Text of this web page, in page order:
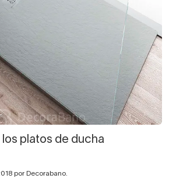
platos de ducha
por Decorabano.